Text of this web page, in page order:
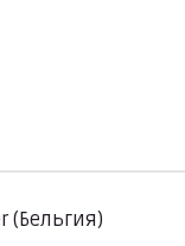
(Бельгия)